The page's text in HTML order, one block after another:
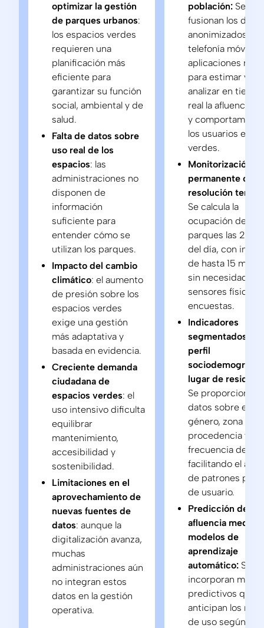
optimizar la gestión
de parques urbanos:
los espacios verdes
requieren una
planificación más
eficiente para
garantizar su función
social, ambiental y de
salud.
Falta de datos sobre
uso real de los
espacios: las
administraciones no
disponen de
información
suficiente para
entender cómo se
utilizan los parques.
Impacto del cambio
climático: el aumento
de presión sobre los
espacios verdes
exige una gestión
más adaptativa y
basada en evidencia.
Creciente demanda
ciudadana de
espacios verdes: el
uso intensivo dificulta
equilibrar
mantenimiento,
accesibilidad y
sostenibilidad.
Limitaciones en el
aprovechamiento de
nuevas fuentes de
datos: aunque la
digitalización avanza,
muchas
administraciones aún
no integran estos
datos en la gestión
operativa.
población: Se
fusionan los datos
anonimizados de
telefonía móvil y
aplicaciones
para estimar y
analizar en
real la afluencia,
y
los usuarios en
verdes.
Monitorización
permanente con
resolución
Se calcula la
ocupación de los
parques las 24
del día, con
de hasta 15
sin necesidad de
sensores físicos
encuestas.
Indicadores
segmentados por
perfil
lugar de
Se proporcionan
datos sobre
género, zona de
procedencia y
frecuencia de
facilitando el
de patrones por
de usuario.
Predicción de
afluencia
modelos de
aprendizaje
automático: Se
incorporan
predictivos que
anticipan los
de uso según el